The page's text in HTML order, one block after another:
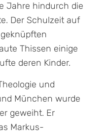
Jahre hindurch die
Der Schulzeit auf
Thissen einige
deren Kinder.
und
München wurde
geweiht. Er
Markus-